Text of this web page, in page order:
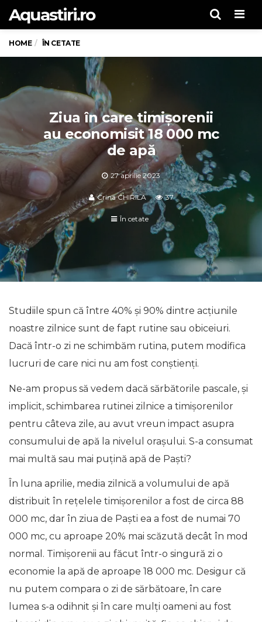
Aquastiri.ro
HOME ÎN CETATE
Ziua în care timișorenii
au economisit 18 000 mc
de apă
27 aprilie 2023
Crina CHIRILA 37
În cetate
Studiile spun că între 40% și 90% dintre acțiunile
noastre zilnice sunt de fapt rutine sau obiceiuri.
Dacă într-o zi ne schimbăm rutina, putem modifica
lucruri de care nici nu am fost conștienți.
Ne-am propus să vedem dacă sărbătorile pascale, și
implicit, schimbarea rutinei zilnice a timișorenilor
pentru câteva zile, au avut vreun impact asupra
consumului de apă la nivelul orașului. S-a consumat
mai multă sau mai puțină apă de Paști?
În luna aprilie, media zilnică a volumului de apă
distribuit în rețelele timișorenilor a fost de circa 88
000 mc, dar în ziua de Paști ea a fost de numai 70
000 mc, cu aproape 20% mai scăzută decât în mod
normal. Timișorenii au făcut într-o singură zi o
economie la apă de aproape 18 000 mc. Desigur că
nu putem compara o zi de sărbătoare, în care
lumea s-a odihnit și în care mulți oameni au fost